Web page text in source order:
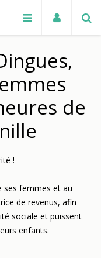
de
!
ses femmes et au
de revenus, afin
sociale et puissent
enfants.